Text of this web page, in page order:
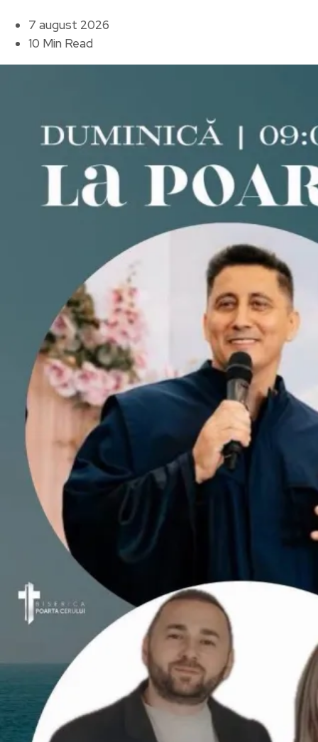
7 august 2026
10 Min Read